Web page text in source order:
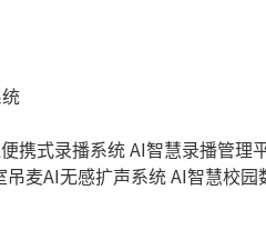
携式录播系统AI智慧录播管理
吊麦AI无感扩声系统AI智慧校园